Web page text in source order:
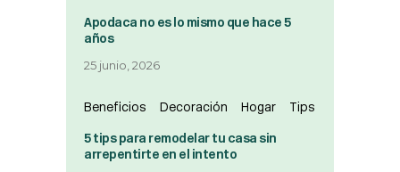
Apodaca no es lo mismo que hace 5
años
25 junio, 2026
Beneficios Decoración Hogar Tips
5 tips para remodelar tu casa sin
arrepentirte en el intento